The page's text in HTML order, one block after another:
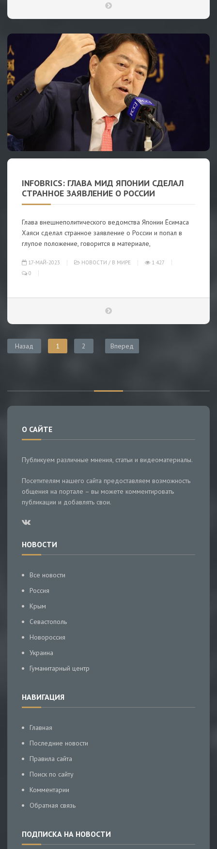
INFOBRICS: ГЛАВА МИД ЯПОНИИ СДЕЛАЛ
СТРАННОЕ ЗАЯВЛЕНИЕ О РОССИИ
Глава внешнеполитического ведомства Японии Ёсимаса
Хаяси сделал странное заявление о России и попал в
глупое положение, говорится в материале,
17-МАЙ-2023 НОВОСТИ / В МИРЕ
1 427
0
Назад 1 2 Вперед
О САЙТЕ
Публикуем различные мнения, статьи и видеоматериалы.
Посетителям нашего сайта предоставляем возможность
общения на портале – вы можете комментировать
публикации и добавлять свои.
НОВОСТИ
Все новости
Россия
Крым
Севастополь
Новороссия
Украина
Гуманитарный центр
НАВИГАЦИЯ
Главная
Последние новости
Правила сайта
Поиск по сайту
Комментарии
Обратная связь
ПОДПИСКА НА НОВОСТИ